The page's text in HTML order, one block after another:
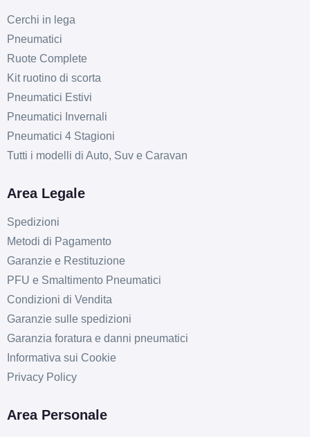
Cerchi in lega
Pneumatici
Ruote Complete
Kit ruotino di scorta
Pneumatici Estivi
Pneumatici Invernali
Pneumatici 4 Stagioni
Tutti i modelli di Auto, Suv e Caravan
Area Legale
Spedizioni
Metodi di Pagamento
Garanzie e Restituzione
PFU e Smaltimento Pneumatici
Condizioni di Vendita
Garanzie sulle spedizioni
Garanzia foratura e danni pneumatici
Informativa sui Cookie
Privacy Policy
Area Personale